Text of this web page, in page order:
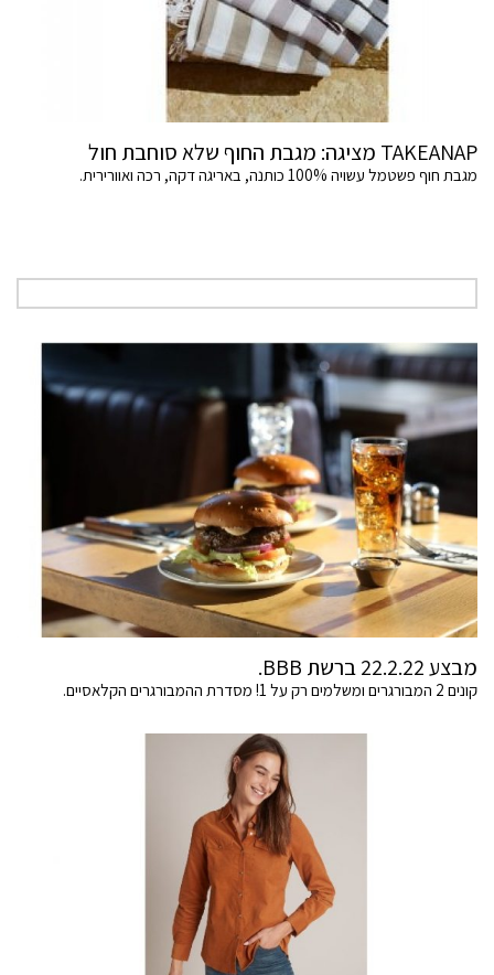
TAKEANAP מציגה: מגבת החוף שלא סוחבת חול
מגבת חוף פשטמל עשויה 100% כותנה, באריגה דקה, רכה ואוורירית.
מבצע 22.2.22 ברשת BBB.
קונים 2 המבורגרים ומשלמים רק על 1! מסדרת ההמבורגרים הקלאסיים.